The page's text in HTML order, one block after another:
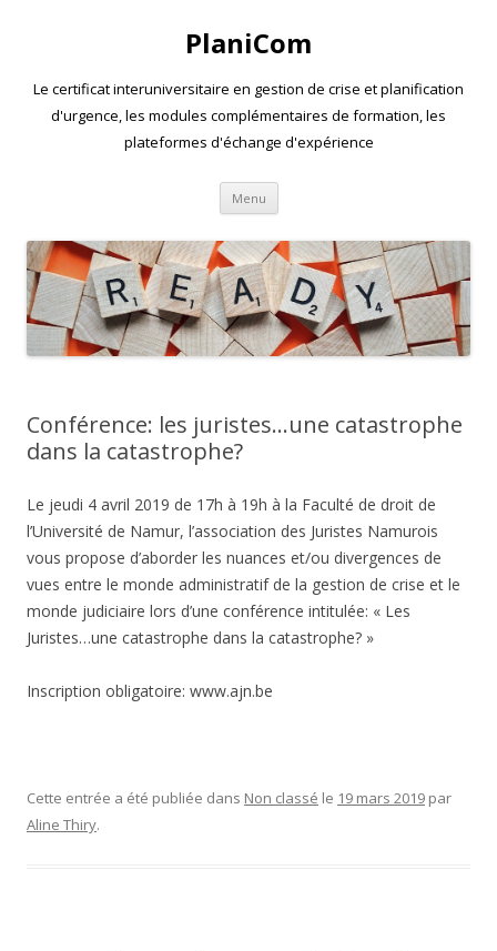
PlaniCom
Le certificat interuniversitaire en gestion de crise et planification
d'urgence, les modules complémentaires de formation, les
plateformes d'échange d'expérience
Menu Aller
contenu
Conférence: les juristes…une catastrophe
dans la catastrophe?
Le jeudi 4 avril 2019 de 17h à 19h à la Faculté de droit de
l’Université de Namur, l’association des Juristes Namurois
vous propose d’aborder les nuances et/ou divergences de
vues entre le monde administratif de la gestion de crise et le
monde judiciaire lors d’une conférence intitulée: « Les
Juristes…une catastrophe dans la catastrophe? »
Inscription obligatoire: www.ajn.be
Cette entrée a été publiée dans Non classé le 19 mars 2019 par
Aline Thiry.